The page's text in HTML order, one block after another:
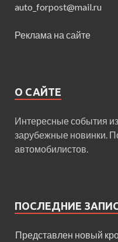
auto_forpost@mail.ru
Реклама на сайте
О САЙТЕ
Интересные события
зарубежные новинки.
автомобилистов.
ПОСЛЕДНИЕ
Представлен новый